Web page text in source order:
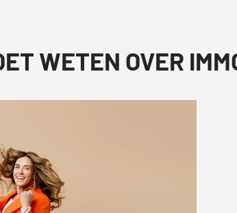
WETEN OVER